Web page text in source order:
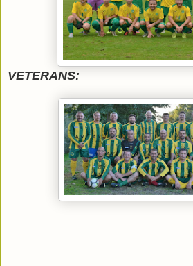
VETERANS: